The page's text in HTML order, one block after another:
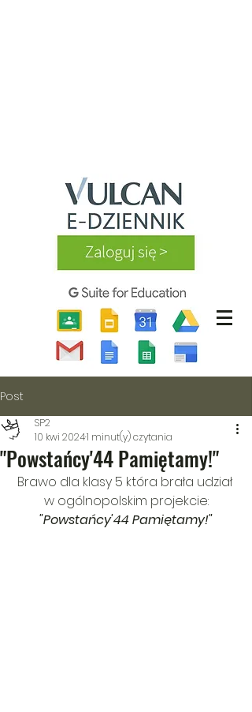
Post
"Powstańcy'44 Pamiętamy!"
SP2
10 kwi 20241 minut(y) czytania
Brawo dla klasy 5 która brała udział
w ogólnopolskim projekcie:
"Powstańcy'44 Pamiętamy!"